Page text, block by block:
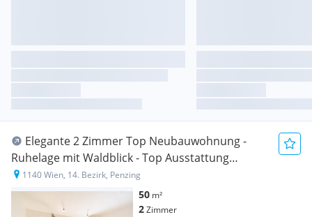
Elegante 2 Zimmer Top Neubauwohnung -
Ruhelage mit Waldblick - Top Ausstattung
inklusive
1140 Wien, 14. Bezirk, Penzing
50 m²
2Zimmer